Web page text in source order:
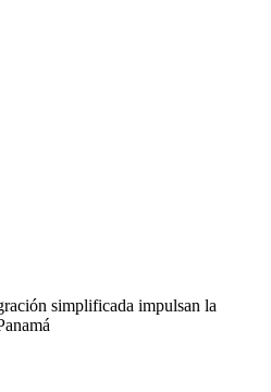
simplificada impulsan la